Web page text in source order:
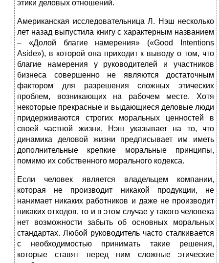
этики деловых отношений.
Американская исследовательница Л. Нэш несколько
лет назад выпустила книгу с характерным названием
– «Долой благие намерения» («Good Intentions
Aside»), в которой она приходит к выводу о том, что
благие намерения у руководителей и участников
бизнеса совершенно не являются достаточным
фактором для разрешения сложных этических
проблем, возникающих на рабочем месте. Хотя
некоторые прекрасные и выдающиеся деловые люди
придерживаются строгих моральных ценностей в
своей частной жизни, Нэш указывает на то, что
динамика деловой жизни предписывает им иметь
дополнительные крепкие моральные принципы,
помимо их собственного морального кодекса.
Если человек является владельцем компании,
которая не производит никакой продукции, не
нанимает никаких работников и даже не производит
никаких отходов, то и в этом случае у такого человека
нет возможности забыть об основных моральных
стандартах. Любой руководитель часто сталкивается
с необходимостью принимать такие решения,
которые ставят перед ним сложные этические